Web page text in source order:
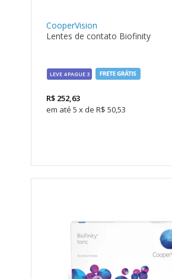
LEVE 4 PAGUE 3
CooperVision
Lentes de contato Biofinity
R$ 252,63
5 x de R$ 50,53